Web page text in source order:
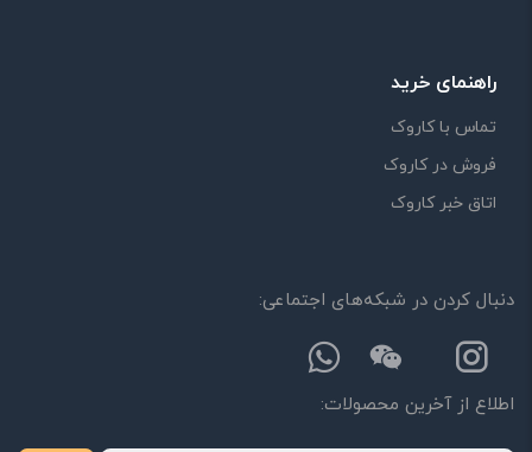
راهنمای خرید
تماس با کاروک
فروش در کاروک
اتاق خبر کاروک
دنبال کردن در شبکه‌های اجتماعی:
اطلاع از آخرین محصولات: